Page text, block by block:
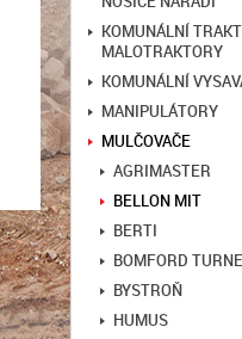
KOMUNÁLNÍ
MALOTRAKTORY
KOMUNÁLNÍ
MANIPULÁTORY
MULČOVAČE
AGRIMASTER
BELLON MIT
BERTI
BOMFORD
BYSTROŇ
HUMUS